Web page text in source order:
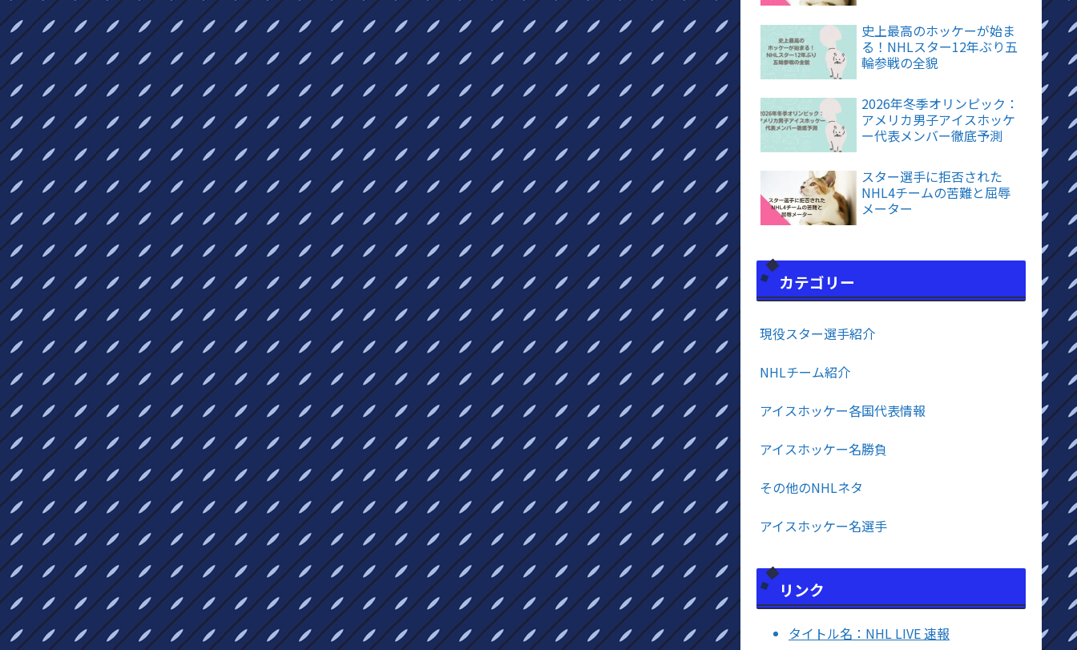
史上最高のホッケーが始ま
る！NHLスター12年ぶり五
輪参戦の全貌
2026年冬季オリンピック：
アメリカ男子アイスホッケ
ー代表メンバー徹底予測
スター選手に拒否された
NHL4チームの苦難と屈辱
メーター
カテゴリー
現役スター選手紹介
NHLチーム紹介
アイスホッケー各国代表情報
アイスホッケー名勝負
その他のNHLネタ
アイスホッケー名選手
リンク
タイトル名：NHL LIVE 速報